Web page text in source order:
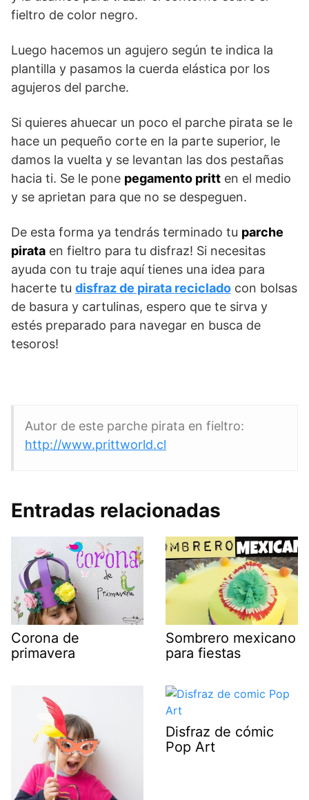
fieltro de color negro.
Luego hacemos un agujero según te indica la
plantilla y pasamos la cuerda elástica por los
agujeros del parche.
Si quieres ahuecar un poco el parche pirata se le
hace un pequeño corte en la parte superior, le
damos la vuelta y se levantan las dos pestañas
hacia ti. Se le pone pegamento pritt en el medio
y se aprietan para que no se despeguen.
De esta forma ya tendrás terminado tu parche
pirata en fieltro para tu disfraz! Si necesitas
ayuda con tu traje aquí tienes una idea para
hacerte tu disfraz de pirata reciclado con bolsas
de basura y cartulinas, espero que te sirva y
estés preparado para navegar en busca de
tesoros!
Autor de este parche pirata en fieltro:
http://www.prittworld.cl
Entradas relacionadas
Corona de
primavera
Sombrero mexicano
para fiestas
Disfraz de cómic
Pop Art